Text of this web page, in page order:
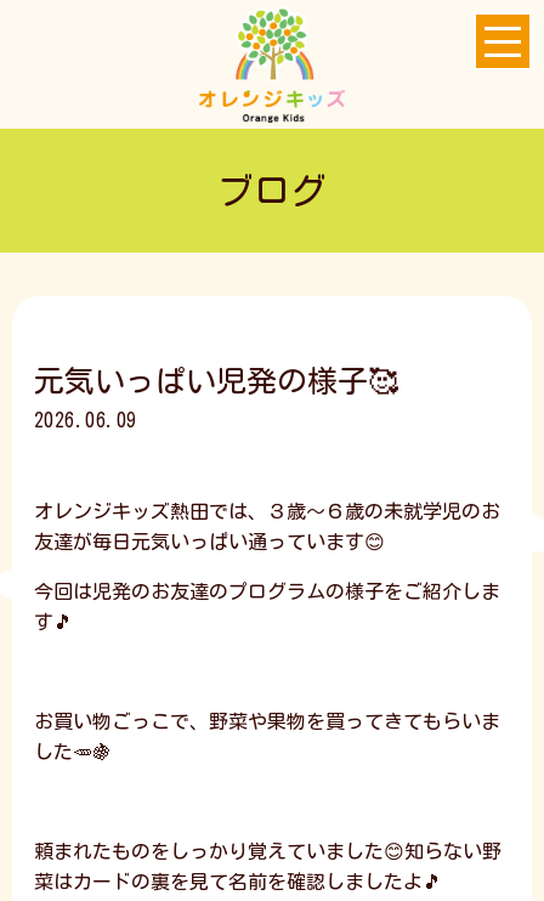
ブログ
元気いっぱい児発の様子🥰
2026.06.09
オレンジキッズ熱田では、３歳～６歳の未就学児のお
友達が毎日元気いっぱい通っています😊
今回は児発のお友達のプログラムの様子をご紹介しま
す🎵
お買い物ごっこで、野菜や果物を買ってきてもらいま
した🥕🍇
頼まれたものをしっかり覚えていました😊知らない野
菜はカードの裏を見て名前を確認しましたよ🎵